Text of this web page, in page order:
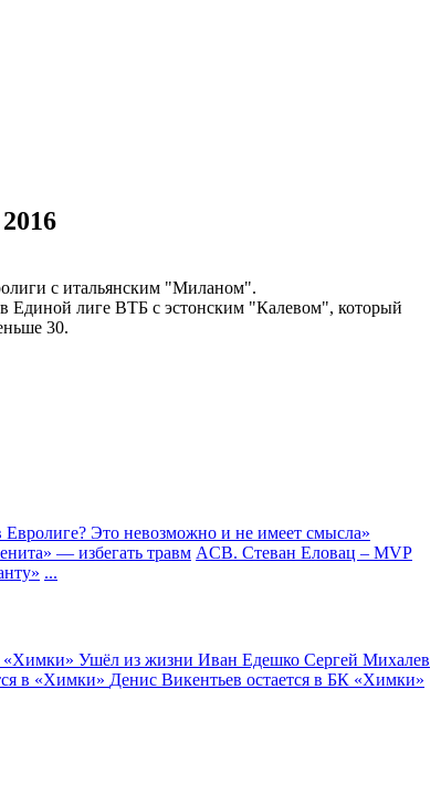
с итальянским "Миланом".
Единой лиге ВТБ с эстонским "Калевом", который
30.
Это невозможно и не имеет смысла»
— избегать травм ACB. Стеван Еловац – MVP
...
«Химки» Ушёл из жизни Иван Едешко Сергей Михалев
в «Химки» Денис Викентьев остается в БК «Химки»